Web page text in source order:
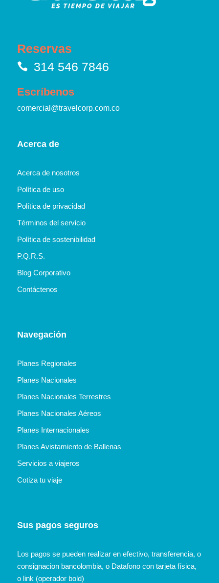
Reservas
314 546 7846
Escríbenos
comercial@travelcorp.com.co
Acerca de
Acerca de nosotros
Política de uso
Política de privacidad
Términos del servicio
Política de sostenibilidad
P.Q.R.S.
Blog Corporativo
Contáctenos
Navegación
Planes Regionales
Planes Nacionales
Planes Nacionales Terrestres
Planes Nacionales Aéreos
Planes Internacionales
Planes Avistamiento de Ballenas
Servicios a viajeros
Cotiza tu viaje
Sus pagos seguros
Los pagos se pueden realizar en efectivo, transferencia, o
consignacion bancolombia, o Datafono con tarjeta física,
o link (operador bold)